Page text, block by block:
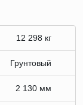
12 298 кг
Грунтовый
2 130 мм